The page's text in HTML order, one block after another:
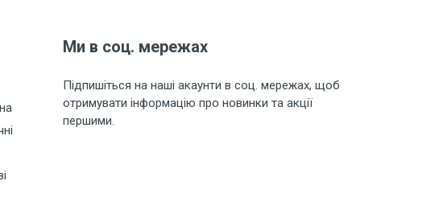
Ми в соц. мережах
Підпишіться на наші акаунти в соц. мережах, щоб
отримувати інформацію про новинки та акції
першими.